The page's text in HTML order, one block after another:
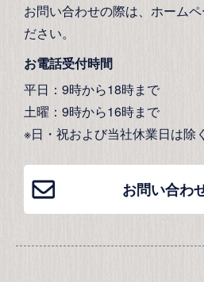
お問い合わせの際は、ホーム
ださい。
お電話受付時間
平日：9時から18時まで
土曜：9時から16時まで
※日・祝および当社休業日は除く
お問い合わ